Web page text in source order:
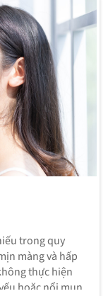
trong quy
màng và hấp
thực hiện
hoặc nổi mụn.